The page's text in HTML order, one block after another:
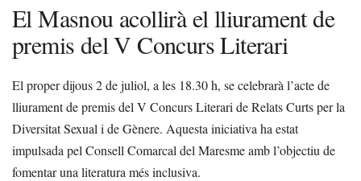
El Masnou acollirà el lliurament de
premis del V Concurs Literari
El proper dijous 2 de juliol, a les 18.30 h, se celebrarà l’acte de
lliurament de premis del V Concurs Literari de Relats Curts per la
Diversitat Sexual i de Gènere. Aquesta iniciativa ha estat
impulsada pel Consell Comarcal del Maresme amb l’objectiu de
fomentar una literatura més inclusiva.